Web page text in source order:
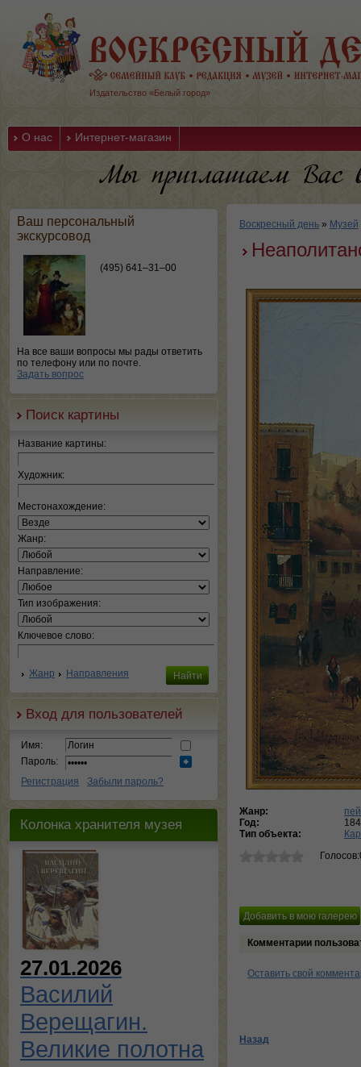
Издательство «Белый город»
О нас Интернет-магазин
Ваш персональный
экскурсовод
(495) 641–31–00
На все ваши вопросы мы рады ответить
по телефону или по почте.
Задать вопрос
Поиск картины
Название картины:
Художник:
Местонахождение:
Жанр:
Направление:
Тип изображения:
Ключевое слово:
Жанр Направления
Вход для пользователей
Имя:
Пароль:
Регистрация
Забыли пароль?
Колонка хранителя музея
27.01.2026
Василий
Верещагин.
Великие полотна
Воскресный день » Музей
Жанр:
Год:
Тип объекта:
Комментарии
Оставить свой
Назад